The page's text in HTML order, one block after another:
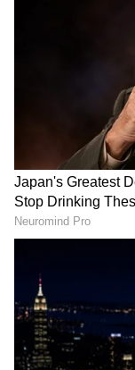
రక్తపాత కాలాన్ని